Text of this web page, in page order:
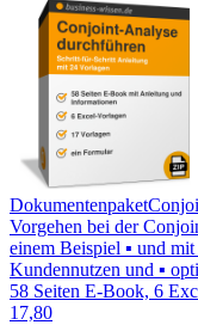
Dokumentenpaket
Vorgehen bei der
einem Beispiel ▪ und
Kundennutzen und ▪
58 Seiten E-Book, 6
17,80